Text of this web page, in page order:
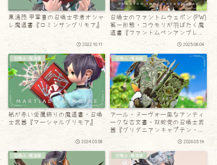
黒渦団 甲軍曹の召喚士学者オシャ
レ魔道書『ロミンサングリモア』
2022.10.11
召喚士のファントムウェポン (PW)
第一形態・コウモリが羽ばたく魔
道書『ファントムペンアンブレ
2025.06.04
召喚士-魔道書
紙が赤い金属飾りの魔道書・召喚
士武器『マーシャルグリモア』
2024.03.08
召喚士-魔道書
アール・ヌーヴォー風なアンティ
ークな古文書・双蛇党の召喚士武
器『グリダニアンキャプテン・グ
2026.03.14
召喚士-魔道書 召喚士-魔道書